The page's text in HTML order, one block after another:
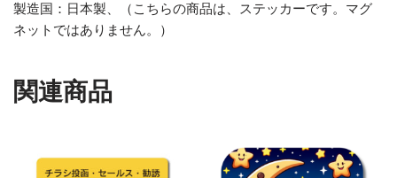
製造国：日本製、（こちらの商品は、ステッカーです。マグ
ネットではありません。）
関連商品